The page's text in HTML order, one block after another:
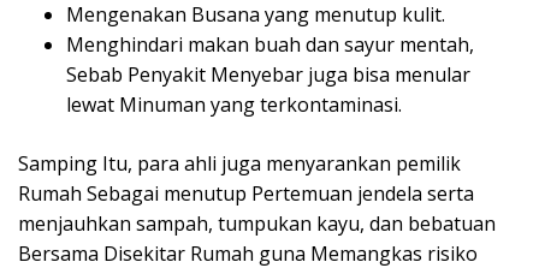
Mengenakan Busana yang menutup kulit.
Menghindari makan buah dan sayur mentah,
Sebab Penyakit Menyebar juga bisa menular
lewat Minuman yang terkontaminasi.
Samping Itu, para ahli juga menyarankan pemilik
Rumah Sebagai menutup Pertemuan jendela serta
menjauhkan sampah, tumpukan kayu, dan bebatuan
Bersama Disekitar Rumah guna Memangkas risiko